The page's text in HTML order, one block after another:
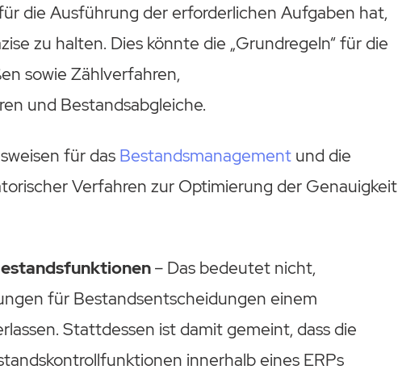
die Ausführung der erforderlichen Aufgaben hat,
zu halten. Dies könnte die „Grundregeln“ für die
sowie Zählverfahren,
und Bestandsabgleiche.
für das Bestandsmanagement und die
Verfahren zur Optimierung der Genauigkeit
– Das bedeutet nicht,
für Bestandsentscheidungen einem
Stattdessen ist damit gemeint, dass die
innerhalb eines ERPs